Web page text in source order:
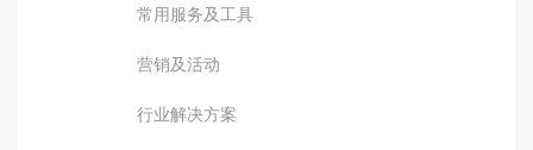
常用服务及工具
营销及活动
行业解决方案